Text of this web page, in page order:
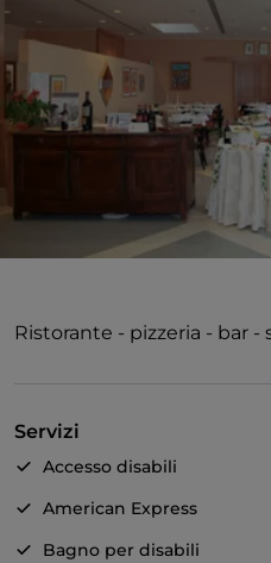
Ristorante - pizzeria - bar
Servizi
Accesso disabili
American Express
Bagno per disabili